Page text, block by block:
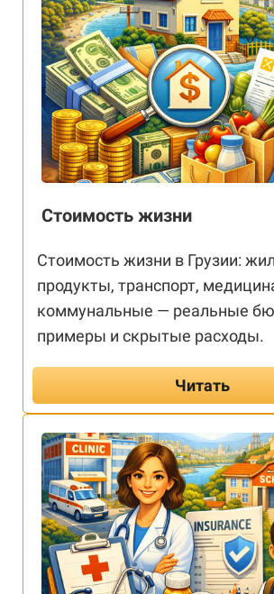
Стоимость жизни
Стоимость жизни в Грузии:
продукты, транспорт,
коммунальные — реальные
примеры и скрытые расходы.
Читать